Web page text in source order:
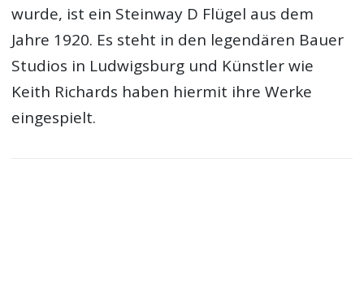
wurde, ist ein Steinway D Flügel aus dem
Jahre 1920. Es steht in den legendären Bauer
Studios in Ludwigsburg und Künstler wie
Keith Richards haben hiermit ihre Werke
eingespielt.